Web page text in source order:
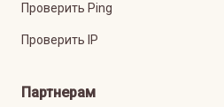
Проверить Ping
Проверить IP
Партнерам